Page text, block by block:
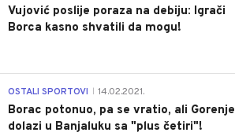
Vujović poslije poraza na debiju: Igrači
Borca kasno shvatili da mogu!
OSTALI SPORTOVI 14.02.2021.
Borac potonuo, pa se vratio, ali Gorenje
dolazi u Banjaluku sa "plus četiri"!